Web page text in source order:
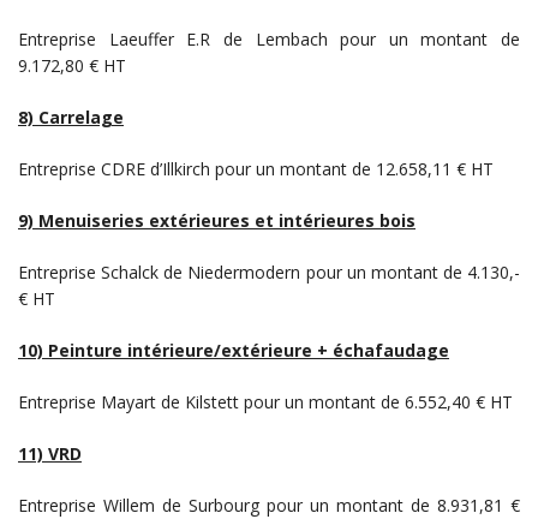
Entreprise Laeuffer E.R de Lembach pour un montant de
9.172,80 € HT
8) Carrelage
Entreprise CDRE d’Illkirch pour un montant de 12.658,11 € HT
9) Menuiseries extérieures et intérieures bois
Entreprise Schalck de Niedermodern pour un montant de 4.130,-
€ HT
10) Peinture intérieure/extérieure + échafaudage
Entreprise Mayart de Kilstett pour un montant de 6.552,40 € HT
11) VRD
Entreprise Willem de Surbourg pour un montant de 8.931,81 €